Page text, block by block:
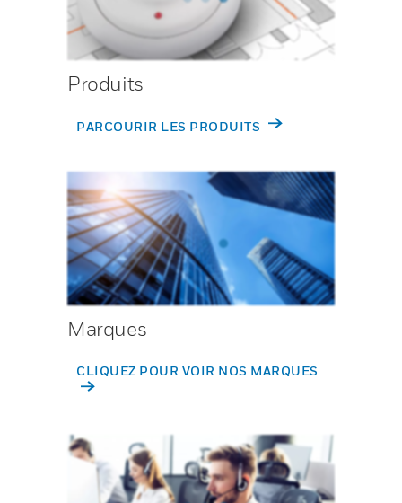
Produits
PARCOURIR LES PRODUITS
Marques
CLIQUEZ POUR VOIR NOS MARQUES